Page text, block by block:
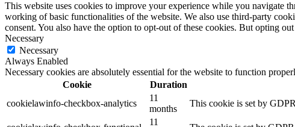
This website uses cookies to improve your experience while you navigate
working of basic functionalities of the website. We also use third-party
consent. You also have the option to opt-out of these cookies. But opting
Necessary
Necessary
Always Enabled
Necessary cookies are absolutely essential for the website to function
Cookie
Duration
cookielawinfo-checkbox-analytics
11
months
This cookie is set by
11